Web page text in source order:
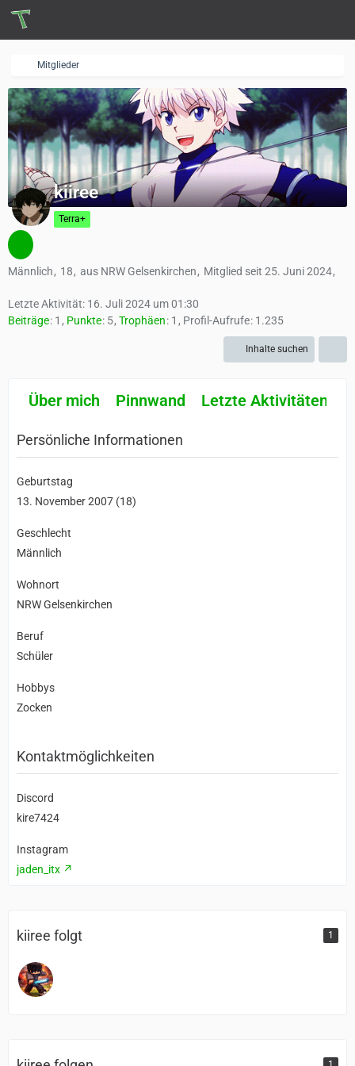
Mitglieder
kiiree
Terra+
Männlich 18 aus NRW Gelsenkirchen Mitglied seit 25. Juni 2024
Letzte Aktivität: 16. Juli 2024 um 01:30
Beiträge 1 Punkte 5 Trophäen 1 Profil-Aufrufe 1.235
Inhalte suchen
Über mich Pinnwand Letzte Aktivitäten
Persönliche Informationen
Geburtstag
13. November 2007 (18)
Geschlecht
Männlich
Wohnort
NRW Gelsenkirchen
Beruf
Schüler
Hobbys
Zocken
Kontaktmöglichkeiten
Discord
kire7424
Instagram
jaden_itx
kiiree folgt 1